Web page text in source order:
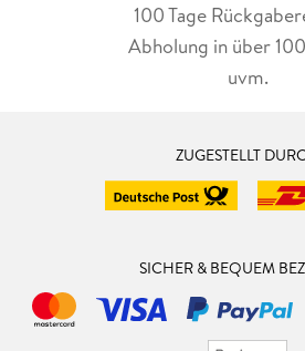
100 Tage
Abholung in über
uvm.
ZUGESTELLT
SICHER & BEQUEM